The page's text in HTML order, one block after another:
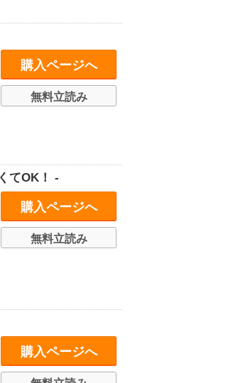
購入ページへ
無料立読み
てOK！ -
購入ページへ
無料立読み
購入ページへ